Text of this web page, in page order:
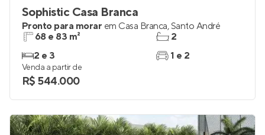
Sophistic Casa Branca
Pronto para morar em Casa Branca,Santo André
68 e 83 m²
2 e 3
2
1 e 2
Venda a partir de
R$ 544.000